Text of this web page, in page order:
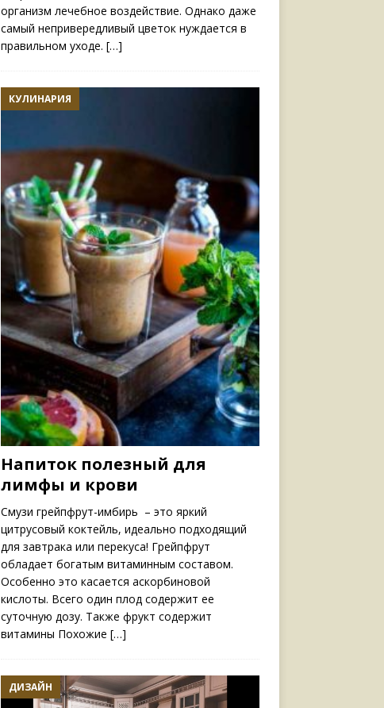
организм лечебное воздействие. Однако даже
самый непривередливый цветок нуждается в
правильном уходе. […]
КУЛИНАРИЯ
Напиток полезный для
лимфы и крови
Смузи грейпфрут-имбирь – это яркий
цитрусовый коктейль, идеально подходящий
для завтрака или перекуса! Грейпфрут
обладает богатым витаминным составом.
Особенно это касается аскорбиновой
кислоты. Всего один плод содержит ее
суточную дозу. Также фрукт содержит
витамины Похожие […]
ДИЗАЙН